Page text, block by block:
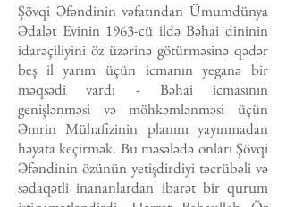
Şövqi Əfəndinin vəfatından Ümumdünya
Ədalət Evinin 1963-cü ildə Bəhai dininin
idarəçiliyini öz üzərinə götürməsinə qədər
beş il yarım üçün icmanın yeganə bir
məqsədi vardı - Bəhai icmasının
genişlənməsi və möhkəmlənməsi üçün
Əmrin Mühafizinin planını yayınmadan
həyata keçirmək. Bu məsələdə onları Şövqi
Əfəndinin özünün yetişdirdiyi təcrübəli və
sədaqətli inananlardan ibarət bir qurum